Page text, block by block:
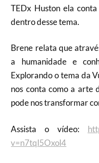
TEDx Huston ela
dentro desse tema.
Brene relata que
a humanidade e
Explorando o tema da
nos conta como a arte
pode nos transformar
Assista o vídeo:
v=n7tql5Oxol4